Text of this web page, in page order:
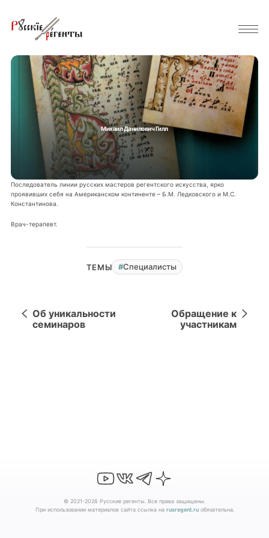
Михаил Данилович Гилл
Последователь линии русских мастеров регентского искусства, ярко
проявивших себя на Американском континенте – Б.М. Ледковского и М.С.
Константинова.
Врач-терапевт.
ТЕМЫ Специалисты
Об уникальности
семинаров
Обращение к
участникам
© 2021-2026 Русские регенты. Все права защищены.
При использовании материалов сайта ссылка на rusregent.ruобязательна.